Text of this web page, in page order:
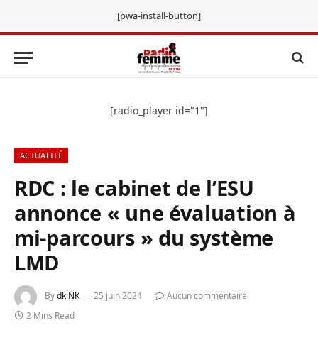
[pwa-install-button]
[radio_player id="1"]
ACTUALITÉ
RDC : le cabinet de l’ESU
annonce « une évaluation à
mi-parcours » du système
LMD
Bydk NK 25 juin 2024
Aucun commentaire
2 Mins Read